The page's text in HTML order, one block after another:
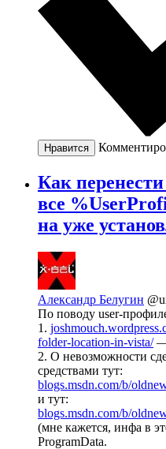
Нравится
Как
все
на уже
Александр Белугин
По поводу user-
1.
folder-location-in-vista/—
2. О невозможности
средствами тут:
blogs.msdn.com/b/
и тут:
blogs.msdn.com/b/
(мне кажется, инфа в
ProgramData.